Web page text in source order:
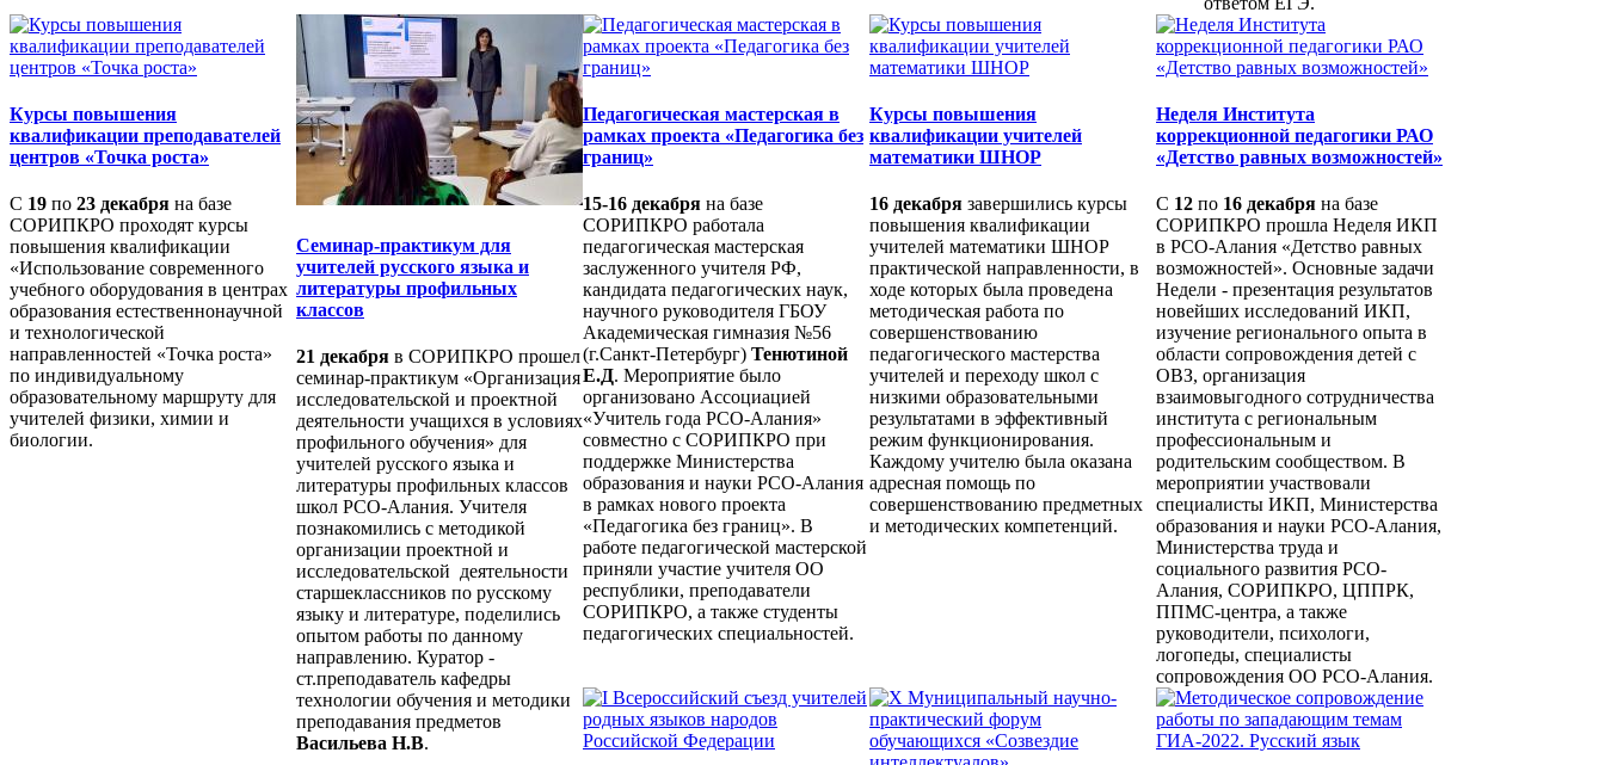
Курсы повышения
квалификации преподавателей
центров «Точка роста»
С 19 по 23 декабря на базе
СОРИПКРО проходят курсы
повышения квалификации
«Использование современного
учебного оборудования в центрах
образования естественнонаучной
и технологической
направленностей «Точка роста»
по индивидуальному
образовательному маршруту для
учителей физики, химии и
биологии.
Семинар-практикум для
учителей русского языка и
литературы профильных
классов
21 декабря в СОРИПКРО прошел
семинар-практикум «Организация
исследовательской и проектной
деятельности учащихся в условиях
профильного обучения» для
учителей русского языка и
литературы профильных классов
школ РСО-Алания. Учителя
познакомились с методикой
организации проектной и
исследовательской деятельности
старшеклассников по русскому
языку и литературе, поделились
опытом работы по данному
направлению. Куратор -
ст.преподаватель кафедры
технологии обучения и методики
преподавания предметов
Васильева Н.В.
Педагогическая мастерская в
рамках проекта «Педагогика без
границ»
15-16 декабря на базе
СОРИПКРО работала
педагогическая мастерская
заслуженного учителя РФ,
кандидата педагогических наук,
научного руководителя ГБОУ
Академическая гимназия №56
(г.Санкт-Петербург) Тенютиной
Е.Д. Мероприятие было
организовано Ассоциацией
«Учитель года РСО-Алания»
совместно с СОРИПКРО при
поддержке Министерства
образования и науки РСО-Алания
в рамках нового проекта
«Педагогика без границ». В
работе педагогической мастерской
приняли участие учителя ОО
республики, преподаватели
СОРИПКРО, а также студенты
педагогических специальностей.
Курсы повышения
квалификации учителей
математики ШНОР
16 декабря завершились курсы
повышения квалификации
учителей математики ШНОР
практической направленности, в
ходе которых была проведена
методическая работа по
совершенствованию
педагогического мастерства
учителей и переходу школ с
низкими образовательными
результатами в эффективный
режим функционирования.
Каждому учителю была оказана
адресная помощь по
совершенствованию предметных
и методических компетенций.
Неделя Института
коррекционной педагогики РАО
«Детство равных возможностей»
С 12 по 16 декабря на базе
СОРИПКРО прошла Неделя ИКП
в РСО-Алания «Детство равных
возможностей». Основные задачи
Недели - презентация результатов
новейших исследований ИКП,
изучение регионального опыта в
области сопровождения детей с
ОВЗ, организация
взаимовыгодного сотрудничества
института с региональным
профессиональным и
родительским сообществом. В
мероприятии участвовали
специалисты ИКП, Министерства
образования и науки РСО-Алания,
Министерства труда и
социального развития РСО-
Алания, СОРИПКРО, ЦППРК,
ППМС-центра, а также
руководители, психологи,
логопеды, специалисты
сопровождения ОО РСО-Алания.